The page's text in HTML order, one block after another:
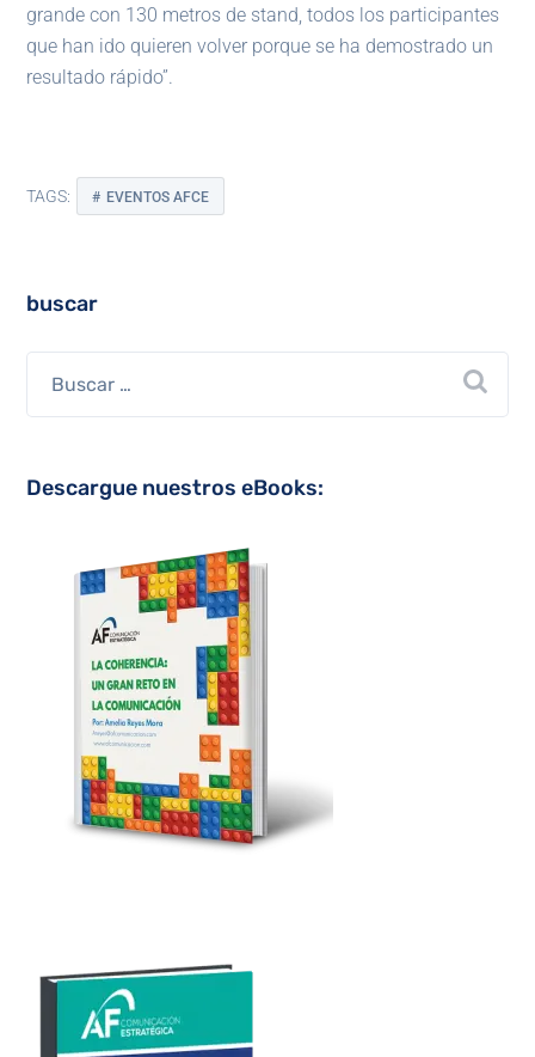
grande con 130 metros de stand, todos los participantes
que han ido quieren volver porque se ha demostrado un
resultado rápido”.
TAGS: EVENTOS AFCE
buscar
Descargue nuestros eBooks: